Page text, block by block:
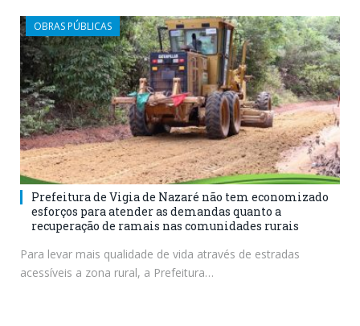
OBRAS PÚBLICAS
Prefeitura de Vigia de Nazaré não tem economizado
esforços para atender as demandas quanto a
recuperação de ramais nas comunidades rurais
Para levar mais qualidade de vida através de estradas
acessíveis a zona rural, a Prefeitura…